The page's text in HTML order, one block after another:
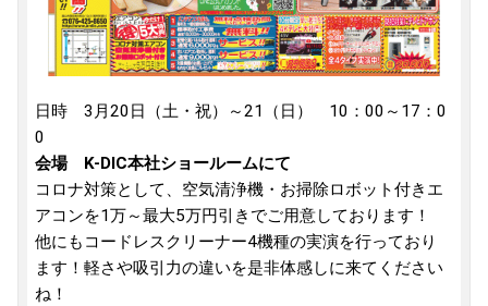
日時 3月20日（土・祝）～21（日） 10：00～17：0
0
会場 K-DIC本社ショールームにて
コロナ対策として、空気清浄機・お掃除ロボット付きエ
アコンを1万～最大5万円引きでご用意しております！
他にもコードレスクリーナー4機種の実演を行っており
ます！軽さや吸引力の違いを是非体感しに来てください
ね！